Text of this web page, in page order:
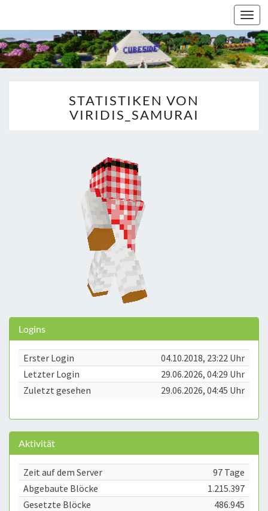
STATISTIKEN VON
VIRIDIS_SAMURAI
Logins
Erster Login
04.10.2018, 23:22 Uhr
Letzter Login
29.06.2026, 04:29 Uhr
Zuletzt gesehen
29.06.2026, 04:45 Uhr
Aktivität
Zeit auf dem Server
97 Tage
Abgebaute Blöcke
1.215.397
Gesetzte Blöcke
486.945